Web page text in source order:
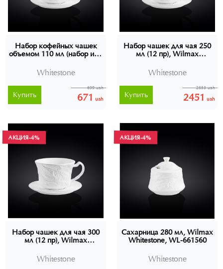
Набор кофейных чашек
объемом 110 мл (набор из 2
Whitestone
671 uah
699 uah
Купить
Набор чашек для чая 250
мл (12 пр), Wilmax
Whitestone
2451 uah
2553 uah
Купить
АКЦИЯ-4%
Набор чашек для чая 300
мл (12 пр), Wilmax
Whitestone
АКЦИЯ-4%
Сахарница 280 мл, Wilmax
Whitestone, WL-661560
Whitestone